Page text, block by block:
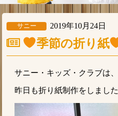
サニー 2019年10月24日
季節の折り紙
サニー・キッズ・クラブは、
昨日も折り紙制作をしました